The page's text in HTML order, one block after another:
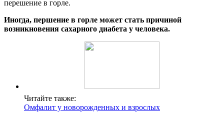
перешение в горле.
Иногда, першение в горле может стать причиной
возникновения сахарного диабета у человека.
Читайте также:
Омфалит у новорожденных и взрослых